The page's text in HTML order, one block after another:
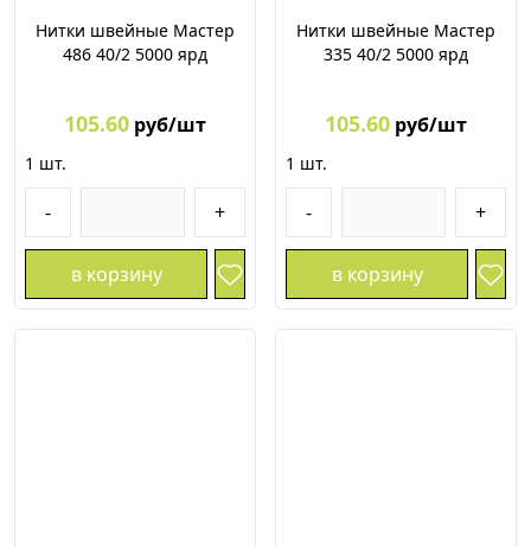
Нитки швейные Мастер
486 40/2 5000 ярд
105.60 руб/шт
1 шт.
- +
в корзину
Нитки швейные Мастер
335 40/2 5000 ярд
105.60 руб/шт
1 шт.
- +
в корзину